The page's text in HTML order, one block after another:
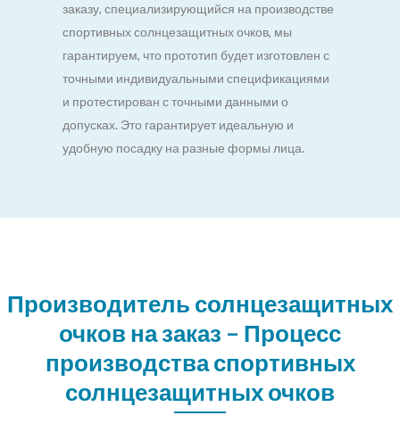
заказу, специализирующийся на производстве
спортивных солнцезащитных очков, мы
гарантируем, что прототип будет изготовлен с
точными индивидуальными спецификациями
и протестирован с точными данными о
допусках. Это гарантирует идеальную и
удобную посадку на разные формы лица.
Производитель солнцезащитных
очков на заказ – Процесс
производства спортивных
солнцезащитных очков